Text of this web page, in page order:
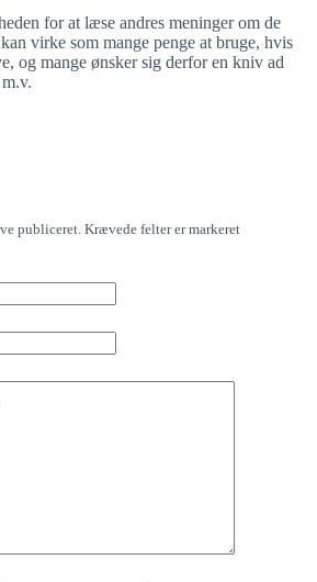
for at læse andres meninger om de
virke som mange penge at bruge, hvis
og mange ønsker sig derfor en kniv ad
publiceret. Krævede felter er markeret